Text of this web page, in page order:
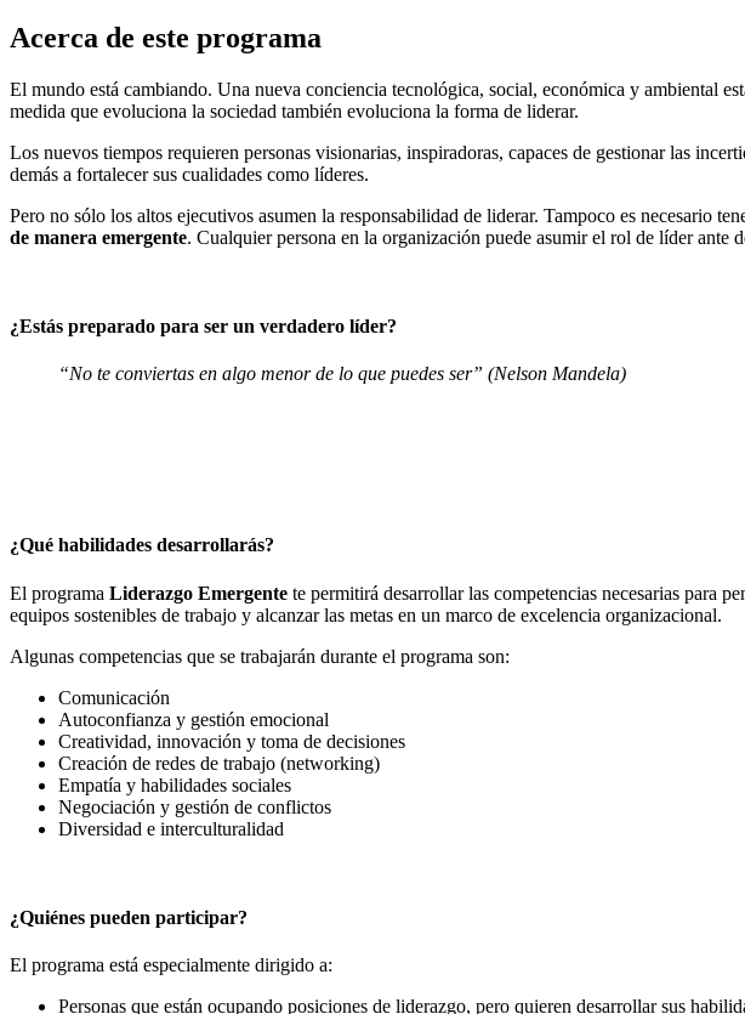
Acerca de este programa
El mundo está cambiando. Una nueva conciencia tecnológica, social, económica y ambiental
medida que evoluciona la sociedad también evoluciona la forma de liderar.
Los nuevos tiempos requieren personas visionarias, inspiradoras, capaces de gestionar las
demás a fortalecer sus cualidades como líderes.
Pero no sólo los altos ejecutivos asumen la responsabilidad de liderar. Tampoco es necesario
de manera emergente. Cualquier persona en la organización puede asumir el rol de líder ante
¿Estás preparado para ser un verdadero líder?
“No te conviertas en algo menor de lo que puedes ser” (Nelson Mandela)
¿Qué habilidades desarrollarás?
El programa Liderazgo Emergente te permitirá desarrollar las competencias necesarias para
equipos sostenibles de trabajo y alcanzar las metas en un marco de excelencia organizacional.
Algunas competencias que se trabajarán durante el programa son:
Comunicación
Autoconfianza y gestión emocional
Creatividad, innovación y toma de decisiones
Creación de redes de trabajo (networking)
Empatía y habilidades sociales
Negociación y gestión de conflictos
Diversidad e interculturalidad
¿Quiénes pueden participar?
El programa está especialmente dirigido a:
Personas que están ocupando posiciones de liderazgo, pero quieren desarrollar sus